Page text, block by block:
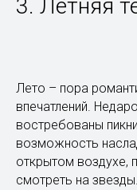
3. Летняя
Лето – пора
впечатлений.
востребованы
возможность
открытом воздухе,
смотреть на